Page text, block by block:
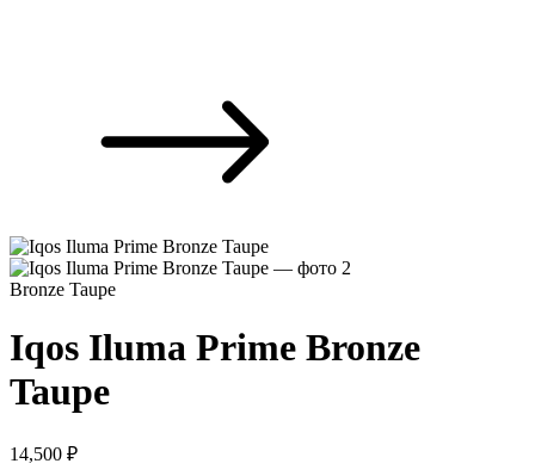
Bronze Taupe
Iqos Iluma Prime Bronze
Taupe
14,500 ₽